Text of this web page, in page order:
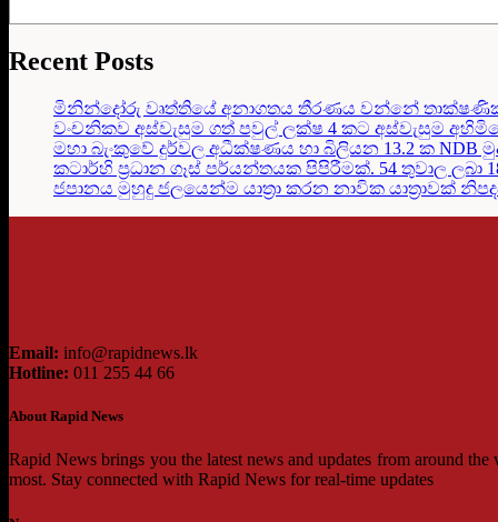
Recent Posts
මිනින්දෝරු වෘත්තියේ අනාගතය තීරණය වන්නේ
වංචනිකව අස්වැසුම ගත් පවුල් ලක්ෂ 4 කට අස්වැසුම
මහා බැංකුවේ දුර්වල අධීක්ෂණය හා බිලියන 13.2 ක NDB
කටාර්හි ප්‍රධාන ගෑස් පර්යන්තයක පිපිරීමක්. 54 තුවාල ලබා
ජපානය මුහුදු ජලයෙන්ම යාත්‍රා කරන නාවික යාත්‍රාවක්
Email: info@rapidnews.lk
Hotline: 011 255 44 66
About Rapid News
Rapid News brings you the latest news and updates from around
most. Stay connected with Rapid News for real-time updates